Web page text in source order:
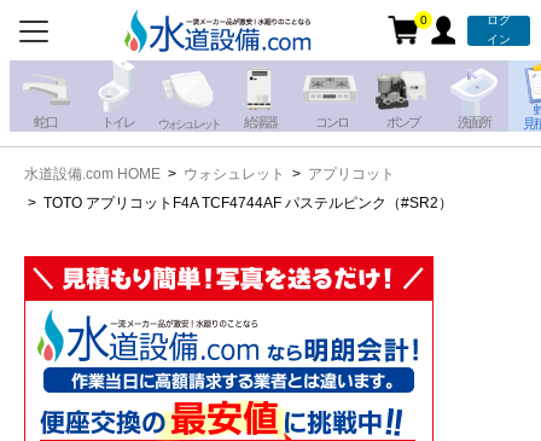
0
ログ
イン
蛇 口 トイレ ウォシュレット 給湯器 コンロ ポンプ 洗面所
見
お電話での注文・お見積も
承っております!!
携帯電話から
写真を送る
iPhone・iPadから
お問い合わせ
水道設備.com HOME ウォシュレット
アプリコット
TOTO アプリコットF4A TCF4744AF パステルピンク（#SR2）